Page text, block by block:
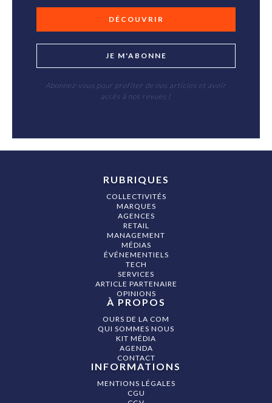
DÉCOUVRIR
JE M'ABONNE
Abonnez-vous pour profiter de nos articles et avoir
accès à nos revues !
RUBRIQUES
COLLECTIVITÉS
MARQUES
AGENCES
RETAIL
MANAGEMENT
MÉDIAS
ÉVÉNEMENTIELS
TECH
SERVICES
ARTICLE PARTENAIRE
OPINIONS
À PROPOS
OURS DE LA COM
QUI SOMMES NOUS
KIT MÉDIA
AGENDA
CONTACT
INFORMATIONS
MENTIONS LÉGALES
CGU